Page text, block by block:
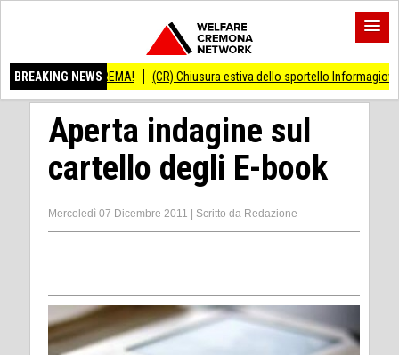
BREAKING NEWS
(CR) Chiusura estiva dello sportello Informagiovani (CR)
Aperta indagine sul
cartello degli E-book
Mercoledì 07 Dicembre 2011 Scritto da Redazione